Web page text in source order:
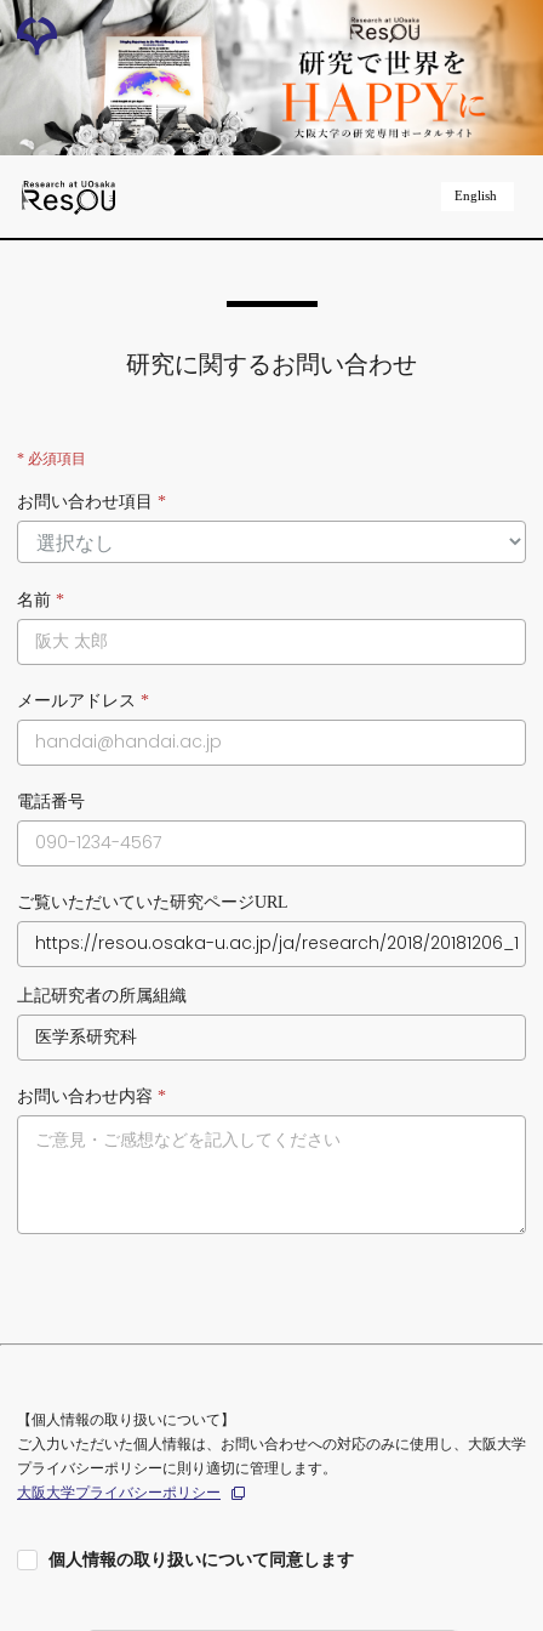
English
研究に関するお問い合わせ
* 必須項目
お問い合わせ項目 *
名前 *
メールアドレス *
電話番号
ご覧いただいていた研究ページURL
上記研究者の所属組織
お問い合わせ内容 *
【個人情報の取り扱いについて】
ご入力いただいた個人情報は、お問い合わせへの対応のみに使用し、大阪大学
プライバシーポリシーに則り適切に管理します。
大阪大学プライバシーポリシー
個人情報の取り扱いについて同意します